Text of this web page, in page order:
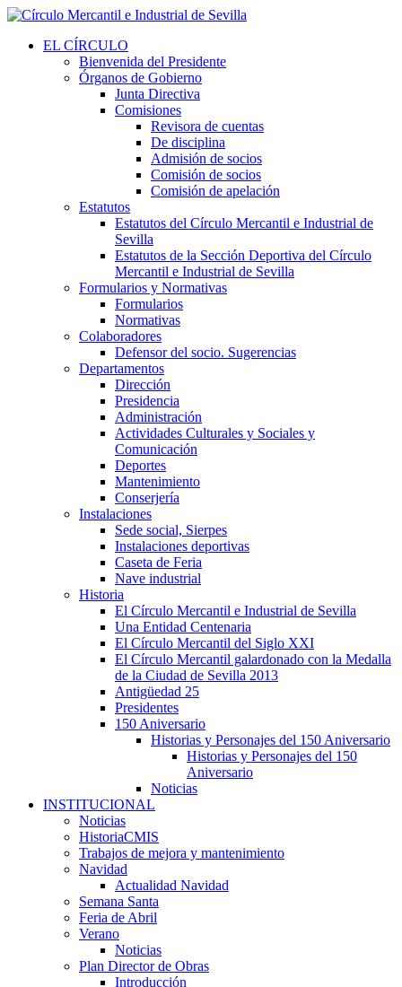
EL CÍRCULO
Bienvenida del Presidente
Órganos de Gobierno
Junta Directiva
Comisiones
Revisora de cuentas
De disciplina
Admisión de socios
Comisión de socios
Comisión de apelación
Estatutos
Estatutos del Círculo Mercantil e Industrial de
Sevilla
Estatutos de la Sección Deportiva del Círculo
Mercantil e Industrial de Sevilla
Formularios y Normativas
Formularios
Normativas
Colaboradores
Defensor del socio. Sugerencias
Departamentos
Dirección
Presidencia
Administración
Actividades Culturales y Sociales y
Comunicación
Deportes
Mantenimiento
Conserjería
Instalaciones
Sede social, Sierpes
Instalaciones deportivas
Caseta de Feria
Nave industrial
Historia
El Círculo Mercantil e Industrial de Sevilla
Una Entidad Centenaria
El Círculo Mercantil del Siglo XXI
El Círculo Mercantil galardonado con la Medalla
de la Ciudad de Sevilla 2013
Antigüedad 25
Presidentes
150 Aniversario
Historias y Personajes del 150 Aniversario
Historias y Personajes del 150
Aniversario
Noticias
INSTITUCIONAL
Noticias
HistoriaCMIS
Trabajos de mejora y mantenimiento
Navidad
Actualidad Navidad
Semana Santa
Feria de Abril
Verano
Noticias
Plan Director de Obras
Introducción